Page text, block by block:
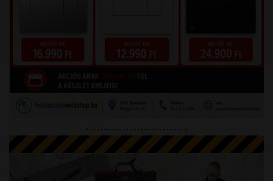
----------------------------